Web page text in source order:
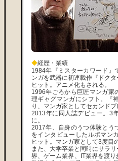
◆経歴・業績
1984年『ミスターカワード』
ンガを武器に初連載作『ドク
ヒット。アニメ化もされる。
1996年ごろから巨匠マンガ家
理ギャグマンガにシフト。『
り、マンガ家としてセカンドブ
2013年に同人誌デビュー。3
に。
2017年、自身のうつ体験とう
をインタビューしたルポマン
ヒット。マンガ家として3度目
また、大学卒業と同時にサラ
界、ゲーム業界、IT業界を渡